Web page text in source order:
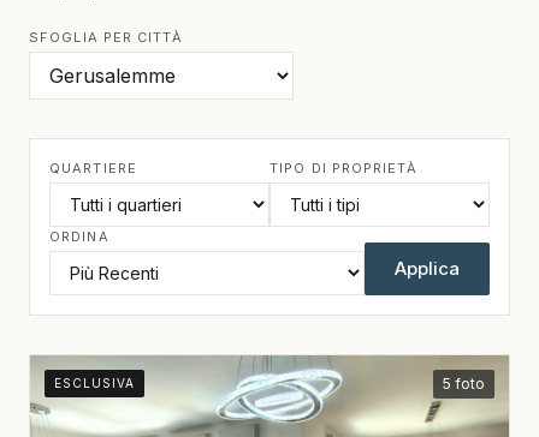
SFOGLIA PER CITTÀ
QUARTIERE TIPO DI PROPRIETÀ
ORDINA
Applica
ESCLUSIVA 5 foto